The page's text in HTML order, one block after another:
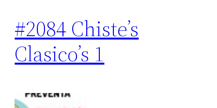
#2084 Chiste’s
Clasico’s 1